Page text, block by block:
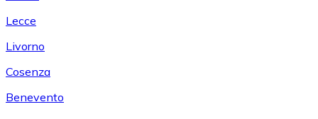
Lecce
Livorno
Cosenza
Benevento